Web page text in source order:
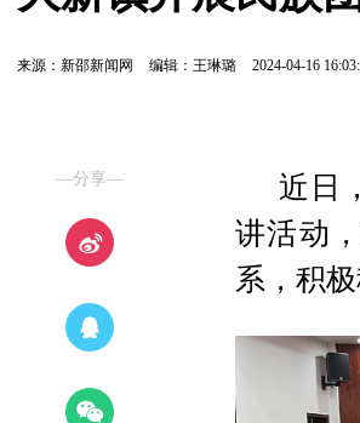
来源：新邵新闻网 编辑：王琳璐 2024-04-16
—分享—
近日
讲活动
系，积